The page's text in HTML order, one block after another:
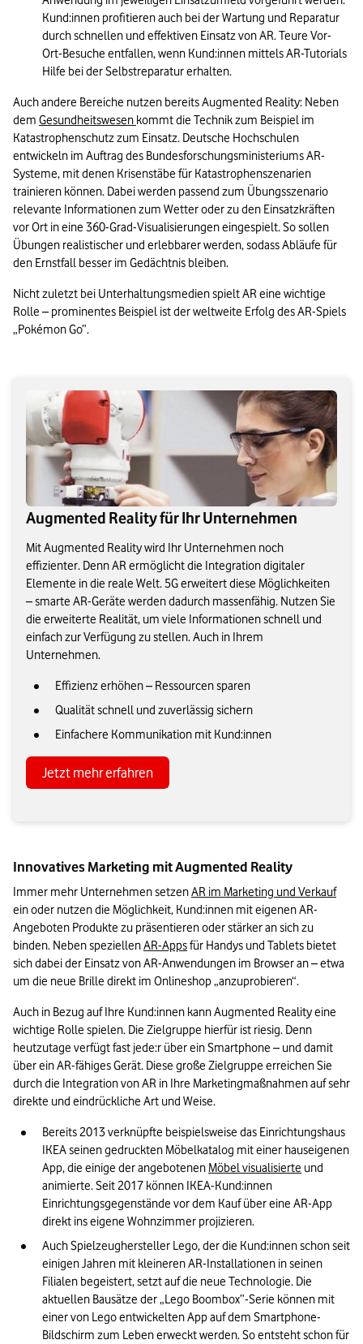
Kund:innen profitieren auch bei der Wartung und Reparatur
durch schnellen und effektiven Einsatz von AR. Teure Vor-
Ort-Besuche entfallen, wenn Kund:innen mittels AR-Tutorials
Hilfe bei der Selbstreparatur erhalten.
Auch andere Bereiche nutzen bereits Augmented Reality: Neben
dem Gesundheitswesen kommt die Technik zum Beispiel im
Katastrophenschutz zum Einsatz. Deutsche Hochschulen
entwickeln im Auftrag des Bundesforschungsministeriums AR-
Systeme, mit denen Krisenstäbe für Katastrophenszenarien
trainieren können. Dabei werden passend zum Übungsszenario
relevante Informationen zum Wetter oder zu den Einsatzkräften
vor Ort in eine 360-Grad-Visualisierungen eingespielt. So sollen
Übungen realistischer und erlebbarer werden, sodass Abläufe für
den Ernstfall besser im Gedächtnis bleiben.
Nicht zuletzt bei Unterhaltungsmedien spielt AR eine wichtige
Rolle – prominentes Beispiel ist der weltweite Erfolg des AR-Spiels
„Pokémon Go”.
Augmented Reality für Ihr Unternehmen
Mit Augmented Reality wird Ihr Unternehmen noch
effizienter. Denn AR ermöglicht die Integration digitaler
Elemente in die reale Welt. 5G erweitert diese Möglichkeiten
– smarte AR-Geräte werden dadurch massenfähig. Nutzen Sie
die erweiterte Realität, um viele Informationen schnell und
einfach zur Verfügung zu stellen. Auch in Ihrem
Unternehmen.
Effizienz erhöhen – Ressourcen sparen
Qualität schnell und zuverlässig sichern
Einfachere Kommunikation mit Kund:innen
Jetzt mehr erfahren
Innovatives Marketing mit Augmented Reality
Immer mehr Unternehmen setzen AR im Marketing und Verkauf
ein oder nutzen die Möglichkeit, Kund:innen mit eigenen AR-
Angeboten Produkte zu präsentieren oder stärker an sich zu
binden. Neben speziellen AR-Apps für Handys und Tablets bietet
sich dabei der Einsatz von AR-Anwendungen im Browser an – etwa
um die neue Brille direkt im Onlineshop „anzuprobieren“.
Auch in Bezug auf Ihre Kund:innen kann Augmented Reality eine
wichtige Rolle spielen. Die Zielgruppe hierfür ist riesig. Denn
heutzutage verfügt fast jede:r über ein Smartphone – und damit
über ein AR-fähiges Gerät. Diese große Zielgruppe erreichen Sie
durch die Integration von AR in Ihre Marketingmaßnahmen auf sehr
direkte und eindrückliche Art und Weise.
Bereits 2013 verknüpfte beispielsweise das Einrichtungshaus
IKEA seinen gedruckten Möbelkatalog mit einer hauseigenen
App, die einige der angebotenen Möbel visualisierte und
animierte. Seit 2017 können IKEA-Kund:innen
Einrichtungsgegenstände vor dem Kauf über eine AR-App
direkt ins eigene Wohnzimmer projizieren.
Auch Spielzeughersteller Lego, der die Kund:innen schon seit
einigen Jahren mit kleineren AR-Installationen in seinen
Filialen begeistert, setzt auf die neue Technologie. Die
aktuellen Bausätze der „Lego Boombox”-Serie können mit
einer von Lego entwickelten App auf dem Smartphone-
Bildschirm zum Leben erweckt werden. So entsteht schon für